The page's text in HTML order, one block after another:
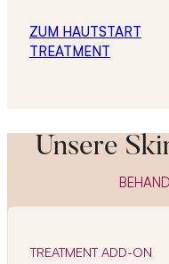
ZUM HAUTSTART
TREATMENT
Unsere
TREATMENT ADD-ON